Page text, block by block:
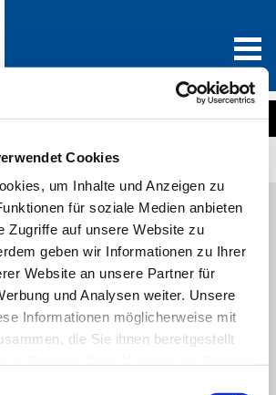
Cookies
um Inhalte und Anzeigen zu
für soziale Medien anbieten
Zugriffe auf unsere Website zu
geben wir Informationen zu Ihrer
Website an unsere Partner für
und Analysen weiter. Unsere
Informationen möglicherweise mit
die Sie ihnen bereitgestellt
Anmelden
B C D E F G H I
J
O P Q R S T U